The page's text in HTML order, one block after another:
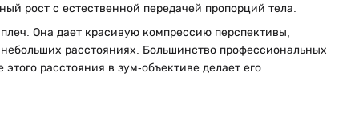
рост с естественной передачей пропорций тела.
Она дает красивую компрессию перспективы,
расстояниях. Большинство профессиональных
расстояния в зум-объективе делает его